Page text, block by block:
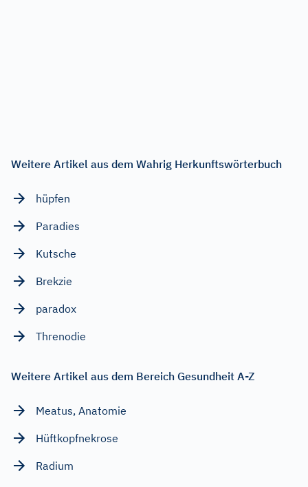
Weitere Artikel aus dem Wahrig Herkunftswörterbuch
hüpfen
Paradies
Kutsche
Brekzie
paradox
Threnodie
Weitere Artikel aus dem Bereich Gesundheit A-Z
Meatus, Anatomie
Hüftkopfnekrose
Radium